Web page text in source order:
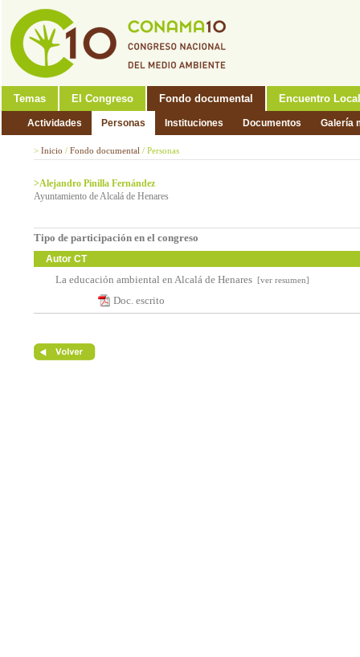
Temas El Congreso Fondo documental Encuentro Local
Actividades Personas Instituciones Documentos Galería
> Inicio / Fondo documental / Personas
>Alejandro Pinilla Fernández
Ayuntamiento de Alcalá de Henares
Tipo de participación en el congreso
Autor CT
La educación ambiental en Alcalá de Henares [ver resumen]
Doc. escrito